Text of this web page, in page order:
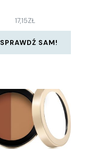
17,15ZŁ
SPRAWDŹ SAM!